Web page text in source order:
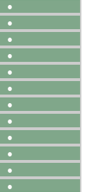
●
●
●
●
●
●
●
●
●
●
●
●